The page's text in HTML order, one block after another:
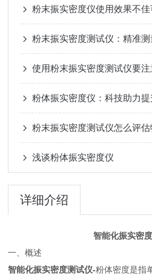
粉末振实密度仪使用效果不
粉末振实密度测试仪：精准
使用粉末振实密度测试仪要注
粉体振实密度仪：科技助力
粉末振实密度测试仪怎么评
浅谈粉体振实密度仪
详细介绍
智能化振实密
一、概述
智能化振实密度测试仪-粉体密度是指